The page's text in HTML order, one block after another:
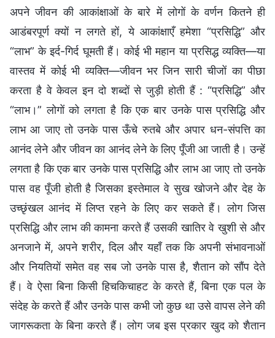
अपने जीवन की आकांक्षाओं के बारे में लोगों के वर्णन कितने ही
आडंबरपूर्ण क्यों न लगते हों, ये आकांक्षाएँ हमेशा “प्रसिद्धि” और
“लाभ” के इर्द-गिर्द घूमती हैं। कोई भी महान या प्रसिद्ध व्यक्ति—या
वास्तव में कोई भी व्यक्ति—जीवन भर जिन सारी चीजों का पीछा
करता है वे केवल इन दो शब्दों से जुड़ी होती हैं : “प्रसिद्धि” और
“लाभ।” लोगों को लगता है कि एक बार उनके पास प्रसिद्धि और
लाभ आ जाए तो उनके पास ऊँचे रुतबे और अपार धन-संपत्ति का
आनंद लेने और जीवन का आनंद लेने के लिए पूँजी आ जाती है। उन्हें
लगता है कि एक बार उनके पास प्रसिद्धि और लाभ आ जाए तो उनके
पास वह पूँजी होती है जिसका इस्तेमाल वे सुख खोजने और देह के
उच्छृंखल आनंद में लिप्त रहने के लिए कर सकते हैं। लोग जिस
प्रसिद्धि और लाभ की कामना करते हैं उसकी खातिर वे खुशी से और
अनजाने में, अपने शरीर, दिल और यहाँ तक कि अपनी संभावनाओं
और नियतियों समेत वह सब जो उनके पास है, शैतान को सौंप देते
हैं। वे ऐसा बिना किसी हिचकिचाहट के करते हैं, बिना एक पल के
संदेह के करते हैं और उनके पास कभी जो कुछ था उसे वापस लेने की
जागरूकता के बिना करते हैं। लोग जब इस प्रकार खुद को शैतान